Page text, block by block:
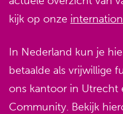
kijk op onze
In Nederland kun je
betaalde als vrijwillige
ons kantoor in Utrecht
Community. Bekijk